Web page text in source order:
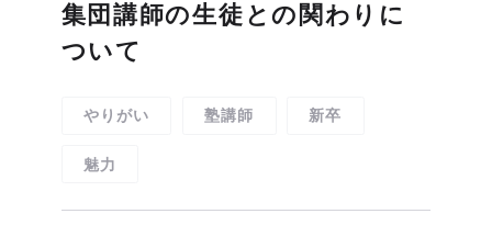
集団講師の生徒との関わりに
ついて
やりがい 塾講師 新卒
魅力